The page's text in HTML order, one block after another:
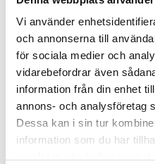
Vi använder
och annonserna till
för sociala medier och
vidarebefordrar även
information från din enhet
annons- och analysföretag
Dessa kan i sin tur
information som du har
Tryckluftsmätare
med manometer